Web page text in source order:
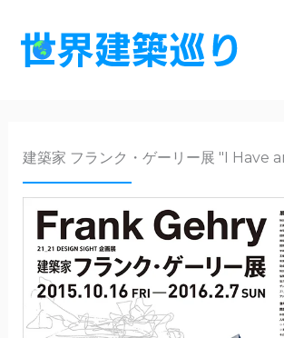
建築家 フランク・ゲーリー展 "I Have